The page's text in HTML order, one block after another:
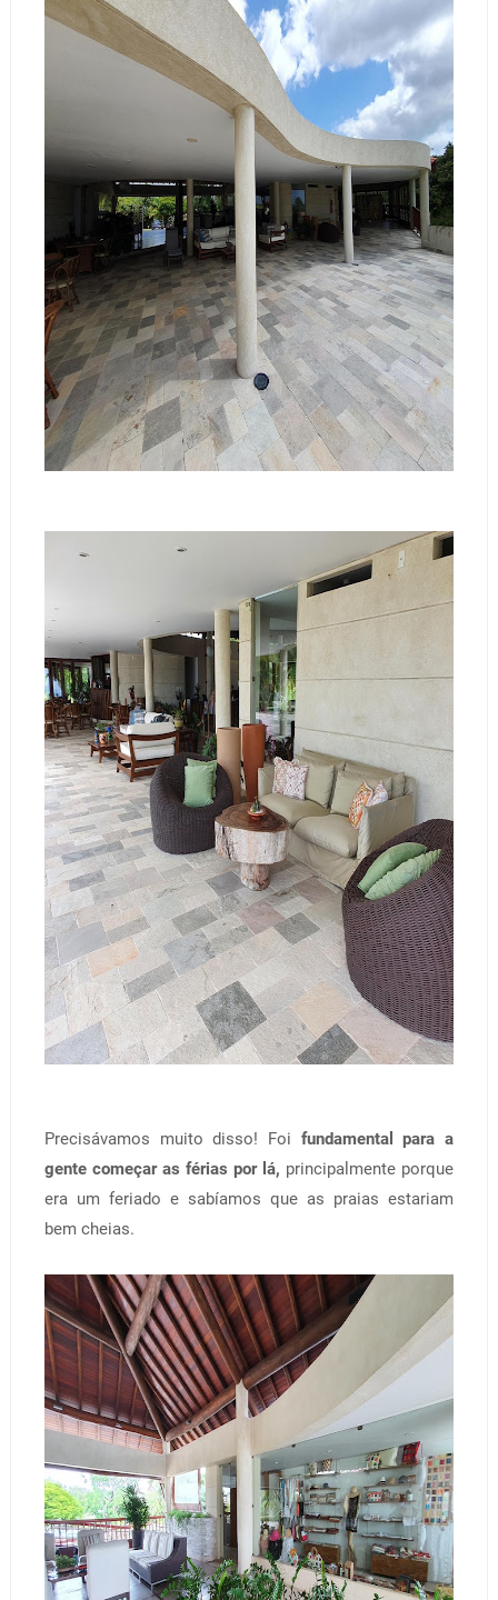
Precisávamos muito disso! Foi fundamental para a
gente começar as férias por lá, principalmente porque
era um feriado e sabíamos que as praias estariam
bem cheias.